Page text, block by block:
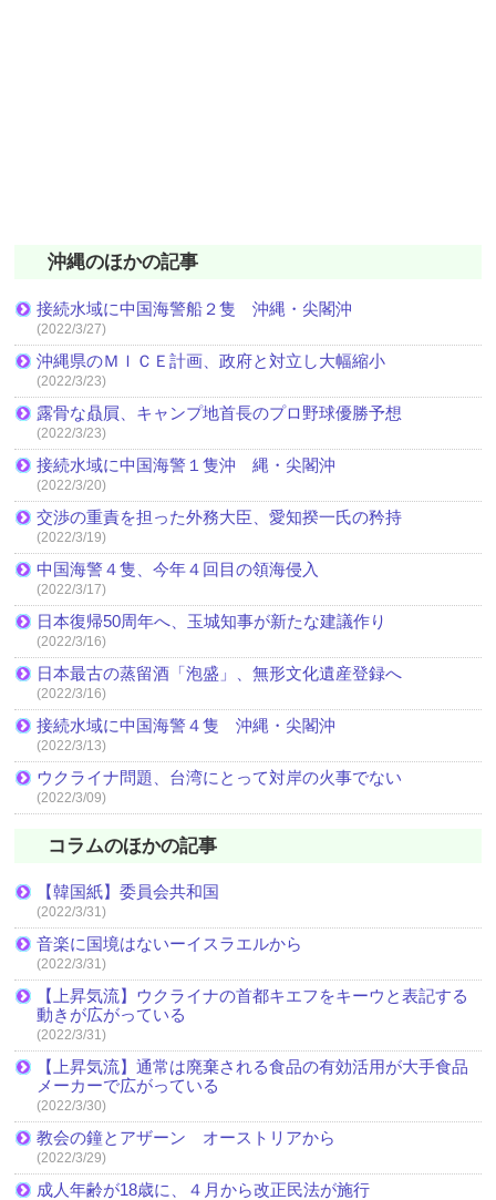
沖縄のほかの記事
接続水域に中国海警船２隻 沖縄・尖閣沖
(2022/3/27)
沖縄県のＭＩＣＥ計画、政府と対立し大幅縮小
(2022/3/23)
露骨な贔屓、キャンプ地首長のプロ野球優勝予想
(2022/3/23)
接続水域に中国海警１隻沖 縄・尖閣沖
(2022/3/20)
交渉の重責を担った外務大臣、愛知揆一氏の矜持
(2022/3/19)
中国海警４隻、今年４回目の領海侵入
(2022/3/17)
日本復帰50周年へ、玉城知事が新たな建議作り
(2022/3/16)
日本最古の蒸留酒「泡盛」、無形文化遺産登録へ
(2022/3/16)
接続水域に中国海警４隻 沖縄・尖閣沖
(2022/3/13)
ウクライナ問題、台湾にとって対岸の火事でない
(2022/3/09)
コラムのほかの記事
【韓国紙】委員会共和国
(2022/3/31)
音楽に国境はないーイスラエルから
(2022/3/31)
【上昇気流】ウクライナの首都キエフをキーウと表記する
動きが広がっている
(2022/3/31)
【上昇気流】通常は廃棄される食品の有効活用が大手食品
メーカーで広がっている
(2022/3/30)
教会の鐘とアザーン オーストリアから
(2022/3/29)
成人年齢が18歳に、４月から改正民法が施行